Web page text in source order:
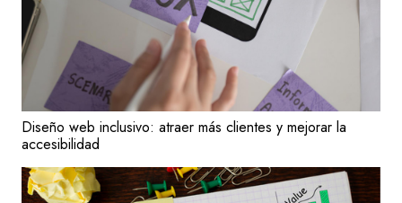
Diseño web inclusivo: atraer más clientes y mejorar la
accesibilidad